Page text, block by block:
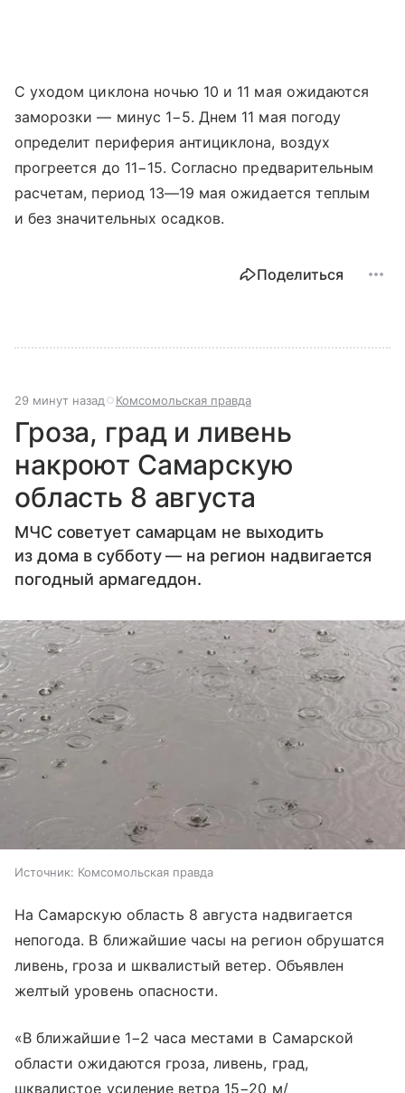
С уходом циклона ночью 10 и 11 мая ожидаются
заморозки — минус 1−5. Днем 11 мая погоду
определит периферия антициклона, воздух
прогреется до 11−15. Согласно предварительным
расчетам, период 13—19 мая ожидается теплым
и без значительных осадков.
Поделиться
29 минут назад Комсомольская правда
Гроза, град и ливень
накроют Самарскую
область 8 августа
МЧС советует самарцам не выходить
из дома в субботу — на регион надвигается
погодный армагеддон.
Источник: Комсомольская правда
На Самарскую область 8 августа надвигается
непогода. В ближайшие часы на регион обрушатся
ливень, гроза и шквалистый ветер. Объявлен
желтый уровень опасности.
«В ближайшие 1−2 часа местами в Самарской
области ожидаются гроза, ливень, град,
шквалистое усиление ветра 15−20 м/